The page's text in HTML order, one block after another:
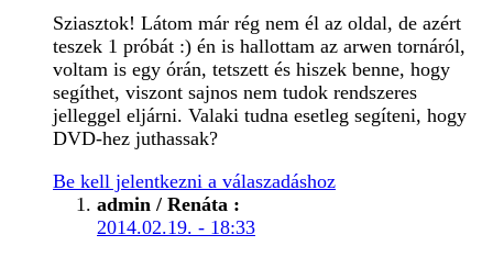
Sziasztok! Látom már rég nem él az oldal, de azért
teszek 1 próbát :) én is hallottam az arwen tornáról,
voltam is egy órán, tetszett és hiszek benne, hogy
segíthet, viszont sajnos nem tudok rendszeres
jelleggel eljárni. Valaki tudna esetleg segíteni, hogy
DVD-hez juthassak?
Be kell jelentkezni a válaszadáshoz
admin / Renáta :
2014.02.19. - 18:33